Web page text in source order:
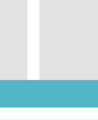
Tout
virus